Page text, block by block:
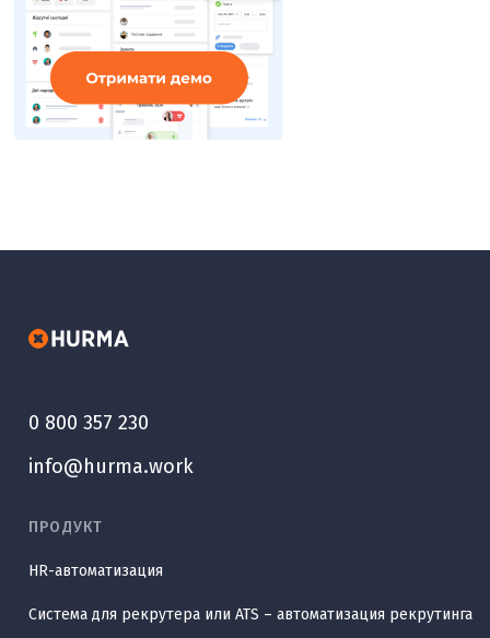
0 800 357 230
info@hurma.work
ПРОДУКТ
HR-автоматизация
Система для рекрутера или ATS – автоматизация рекрутинга